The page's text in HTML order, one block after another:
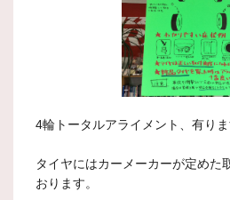
4輪トータルアライメント、有り
タイヤにはカーメーカーが定めた
おります。